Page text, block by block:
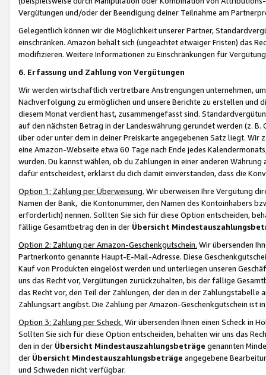
Vergütungen und/oder der Beendigung deiner Teilnahme am
Gelegentlich können wir die Möglichkeit unserer Partner,
einschränken. Amazon behält sich (ungeachtet etwaiger Fristen) das
modifizieren. Weitere Informationen zu Einschränkungen für
6. Erfassung und Zahlung von Vergütungen
Wir werden wirtschaftlich vertretbare Anstrengungen unternehmen,
Nachverfolgung zu ermöglichen und unsere Berichte zu erstellen und
diesem Monat verdient hast, zusammengefasst sind.
auf den nächsten Betrag in der Landeswährung gerundet werden (z.
über oder unter dem in deiner Preiskarte angegebenen Satz liegt.
eine Amazon-Webseite etwa 60 Tage nach Ende jedes
wurden. Du kannst wählen, ob du Zahlungen in einer anderen
dafür entscheidest, erklärst du dich damit einverstanden, dass die
Option 1: Zahlung per Überweisung. Wir überweisen Ihre Vergütung
Namen der Bank, die Kontonummer, den Namen des Kontoinhabers
erforderlich) nennen. Sollten Sie sich für diese Option entscheiden,
fällige Gesamtbetrag den in der Übersicht
Option 2: Zahlung per Amazon-Geschenkgutschein. Wir übersenden
Partnerkonto genannte Haupt-E-Mail-Adresse. Diese
Kauf von Produkten eingelöst werden und unterliegen unseren
uns das Recht vor, Vergütungen zurückzuhalten, bis der fällige
das Recht vor, den Teil der Zahlungen, der den in der
Zahlungsart angibst. Die Zahlung per Amazon-Geschenkgutschein ist
Option 3: Zahlung per Scheck. Wir übersenden Ihnen einen Scheck in
Sollten Sie sich für diese Option entscheiden, behalten wir uns das
den in der Übersicht Mindestauszahlungsbeträge genannten
der Übersicht Mindestauszahlungsbeträge angegebene
und Schweden nicht verfügbar.